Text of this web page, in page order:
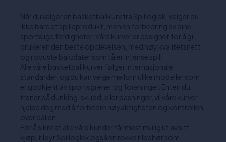
Når du velger en basketballkurv fra Spilloglek, velger du
ikke bare et spilleprodukt, men en forbedring av dine
sportslige ferdigheter. Våre kurver er designet for å gi
brukeren den beste opplevelsen, med høy kvalitetsnett
og robuste bakplater som tåler intense spill.
Alle våre basketballkurver følger internasjonale
standarder, og du kan velge mellom ulike modeller som
er godkjent av sportsgrener og foreninger. Enten du
trener på dunking, skudd, eller pasninger, vil våre kurver
hjelpe deg med å forbedre nøyaktigheten og kontrollen
over ballen.
For å sikre at alle våre kunder får mest mulig ut av sitt
kjøp, tilbyr Spilloglek også en rekke tilbehør som